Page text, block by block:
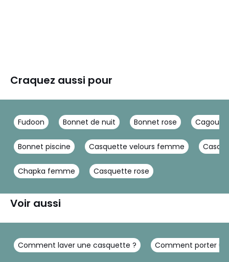
Craquez aussi pour
Fudoon Bonnet de nuit Bonnet rose
Bonnet piscine Casquette velours femme
Chapka femme Casquette rose
Voir aussi
Comment laver une casquette ? Comment porter